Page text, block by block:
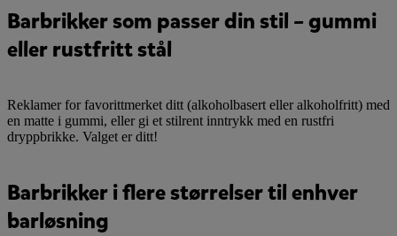
Barbrikker som passer din stil – gummi
eller rustfritt stål
Reklamer for favorittmerket ditt (alkoholbasert eller alkoholfritt) med
en matte i gummi, eller gi et stilrent inntrykk med en rustfri
dryppbrikke. Valget er ditt!
Barbrikker i flere størrelser til enhver
barløsning